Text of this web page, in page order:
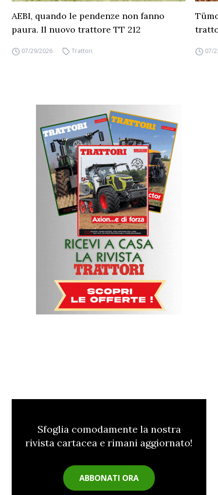
AEBI, quando le pendenze non fanno
paura. Il nuovo trattore TT 212
07/29/2026 Trattori 07/
Sfoglia comodamente la nostra
rivista cartacea e rimani aggiornato!
ABBONATI ORA